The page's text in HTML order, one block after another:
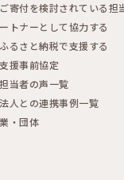
寄付を検討されている担
トナーとして協力する
るさと納税で支援する
援事前協定
当者の声一覧
人との連携事例一覧
・団体